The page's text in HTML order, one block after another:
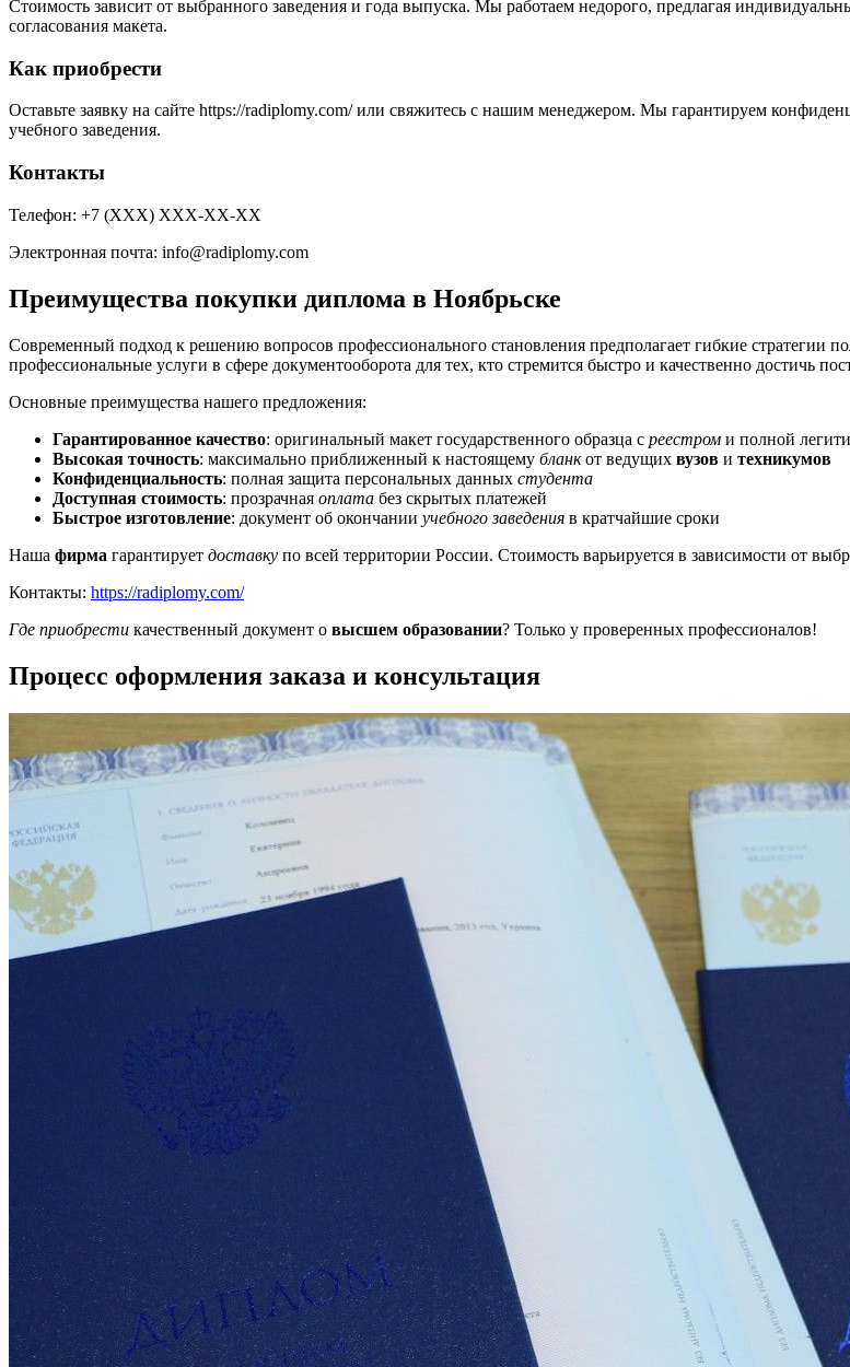
Стоимость зависит от выбранного заведения и года выпуска. Мы работаем недорого, предлагая
согласования макета.
Как приобрести
Оставьте заявку на сайте https://radiplomy.com/ или свяжитесь с нашим менеджером. Мы гарантируем
учебного заведения.
Контакты
Телефон: +7 (ХХХ) ХХХ-ХХ-ХХ
Электронная почта: info@radiplomy.com
Преимущества покупки диплома в Ноябрьске
Современный подход к решению вопросов профессионального становления предполагает гибкие стратегии
профессиональные услуги в сфере документооборота для тех, кто стремится быстро и качественно достичь
Основные преимущества нашего предложения:
Гарантированное качество: оригинальный макет государственного образца с реестром и полной
Высокая точность: максимально приближенный к настоящему бланкот ведущих вузов и техникумов
Конфиденциальность: полная защита персональных данных студента
Доступная стоимость: прозрачная оплата без скрытых платежей
Быстрое изготовление: документ об окончании учебного заведения в кратчайшие сроки
Наша фирма гарантирует доставку по всей территории России. Стоимость варьируется в зависимости от
Контакты: https://radiplomy.com/
Где приобрести качественный документ о высшем образовании? Только у проверенных профессионалов!
Процесс оформления заказа и консультация